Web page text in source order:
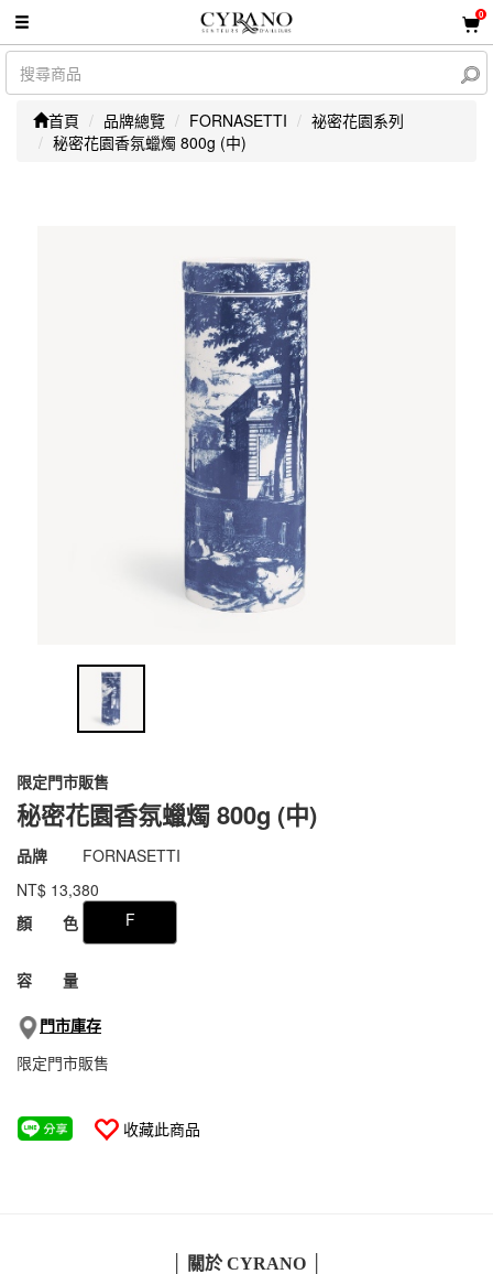
0
首頁 品牌總覽 FORNASETTI
祕密花園系列
秘密花園香氛蠟燭 800g (中)
限定門市販售
秘密花園香氛蠟燭 800g (中)
商品代號 031aFR028
031aFR028
品牌
FORNASETTI
NT$ 13,380
GOODS000000000000007455169
顏 色 F
容 量
門市庫存
限定門市販售
收藏此商品
│ 關於 CYRANO │